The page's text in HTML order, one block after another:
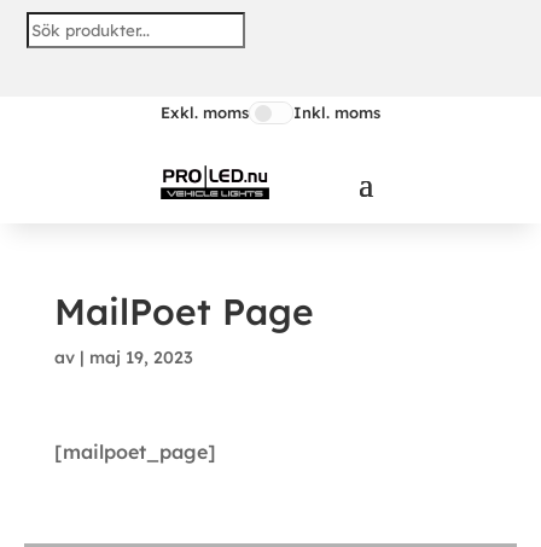
Skip
Exkl. moms Inkl. moms
MailPoet Page
av | maj 19, 2023
[mailpoet_page]